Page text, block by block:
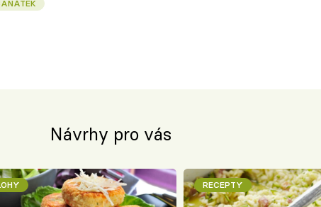
Návrhy pro vás
RECEPTY